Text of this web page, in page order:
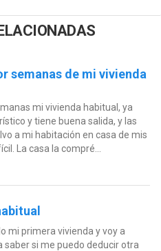
semanas de mi vivienda
mi vivienda habitual, ya
y tiene buena salida, y las
a mi habitación en casa de mis
La casa la compré...
mi primera vivienda y voy a
saber si me puedo deducir otra